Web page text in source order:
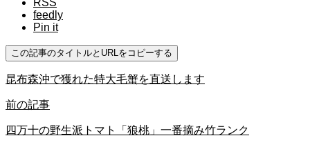
RSS
feedly
Pin it
この記事のタイトルとURLをコピーする
昆布森沖で獲れた特大毛蟹を直送します
前の記事
四万十の野生派トマト「狼桃」一番摘み竹ランク